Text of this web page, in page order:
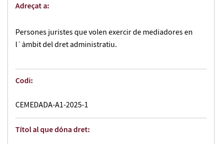
Adreçat a:
Persones juristes que volen exercir de mediadores en
l`àmbit del dret administratiu.
Codi:
CEMEDADA-A1-2025-1
Títol al que dóna dret: